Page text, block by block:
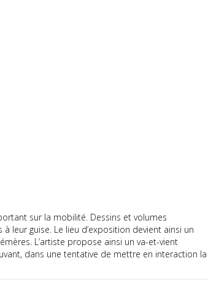
sur la mobilité. Dessins et volumes
leur guise. Le lieu d’exposition devient ainsi un
L’artiste propose ainsi un va-et-vient
dans une tentative de mettre en interaction la